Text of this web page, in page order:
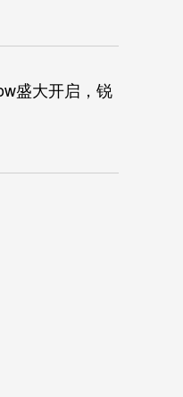
盛大开启，锐